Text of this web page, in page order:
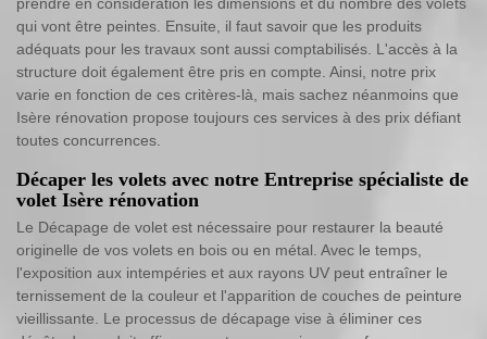
qui vont être peintes. Ensuite, il faut savoir que les produits
adéquats pour les travaux sont aussi comptabilisés. L'accès à la
structure doit également être pris en compte. Ainsi, notre prix
varie en fonction de ces critères-là, mais sachez néanmoins que
Isère rénovation propose toujours ces services à des prix défiant
toutes concurrences.
Décaper les volets avec notre Entreprise spécialiste de
volet Isère rénovation
Le Décapage de volet est nécessaire pour restaurer la beauté
originelle de vos volets en bois ou en métal. Avec le temps,
l'exposition aux intempéries et aux rayons UV peut entraîner le
ternissement de la couleur et l'apparition de couches de peinture
vieillissante. Le processus de décapage vise à éliminer ces